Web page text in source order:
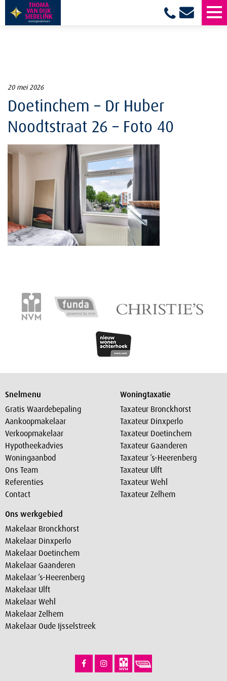
20 mei 2026
Doetinchem – Dr Huber
Noodtstraat 26 – Foto 40
Snelmenu
Gratis Waardebepaling
Aankoopmakelaar
Verkoopmakelaar
Hypotheekadvies
Woningaanbod
Ons Team
Referenties
Contact
Woningtaxatie
Taxateur Bronckhorst
Taxateur Dinxperlo
Taxateur Doetinchem
Taxateur Gaanderen
Taxateur ‘s-Heerenberg
Taxateur Ulft
Taxateur Wehl
Taxateur Zelhem
Ons werkgebied
Makelaar Bronckhorst
Makelaar Dinxperlo
Makelaar Doetinchem
Makelaar Gaanderen
Makelaar ‘s-Heerenberg
Makelaar Ulft
Makelaar Wehl
Makelaar Zelhem
Makelaar Oude Ijsselstreek